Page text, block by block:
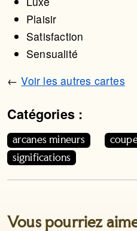
Plaisir
Satisfaction
Sensualité
←Voir les autres cartes
Catégories :
Cet article appartient aux
arcanes mineurs
significations
Vous pourriez